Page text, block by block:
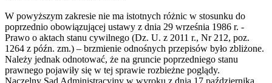
W powyższym zakresie nie ma istotnych różnic w stosunku do
poprzednio obowiązującej ustawy z dnia 29 września 1986 r. -
Prawo o aktach stanu cywilnego (Dz. U. z 2011 r., Nr 212, poz.
1264 z późn. zm.) – brzmienie odnośnych przepisów było zbliżone.
Należy jednak odnotować, że na gruncie poprzedniego stanu
prawnego pojawiły się w tej sprawie rozbieżne poglądy.
Naczelny Sąd Administracyjny w wyroku z dnia 17 października